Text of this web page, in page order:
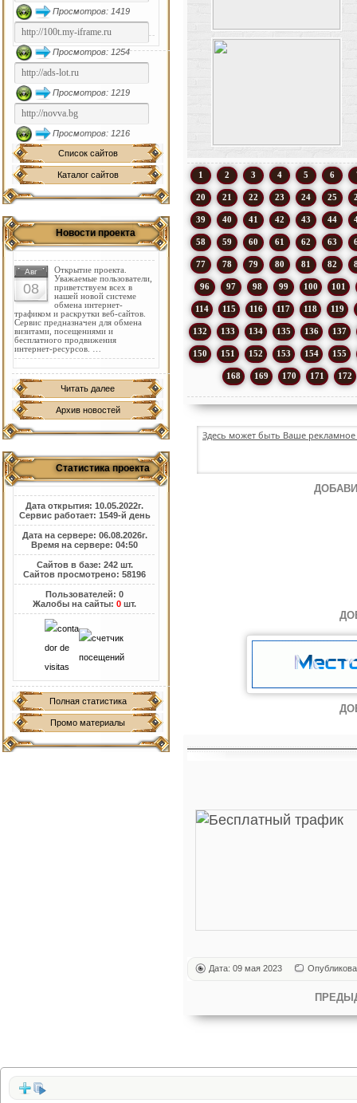
Просмотров: 1419
Просмотров: 1254
Просмотров: 1219
Просмотров: 1216
Список сайтов
Каталог сайтов
Новости проекта
Авг
08
Открытие проекта.
Уважаемые пользователи,
приветствуем всех в
нашей новой системе
обмена интернет-
трафиком и раскрутки веб-сайтов.
Сервис предназначен для обмена
визитами, посещениями и
бесплатного продвижения
интернет-ресурсов. …
Читать далее
Архив новостей
Статистика проекта
Дата открытия: 10.05.2022г.
Сервис работает: 1549-й день
Дата на сервере: 06.08.2026г.
Время на сервере: 04:50
Сайтов в базе: 242 шт.
Сайтов просмотрено: 58196
Пользователей: 0
Жалобы на сайты:0 шт.
Полная статистика
Промо материалы
1 2 3 4 5 6
20 21 22 23 24 25
39 40 41 42 43 44
58 59 60 61 62 63
77 78 79 80 81 82
96 97 98 99 100 101
114 115 116 117 118 119
132 133 134 135 136 137
150 151 152 153 154 155
168 169 170 171 172
Здесь может быть Ваше
Дата: 09 мая 2023